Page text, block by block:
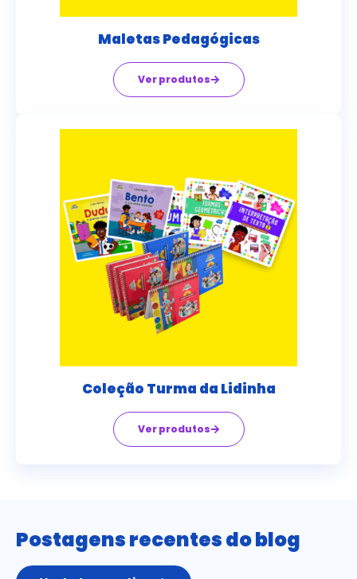
Maletas Pedagógicas
Ver produtos
Coleção Turma da Lidinha
Ver produtos
Postagens recentes do blog